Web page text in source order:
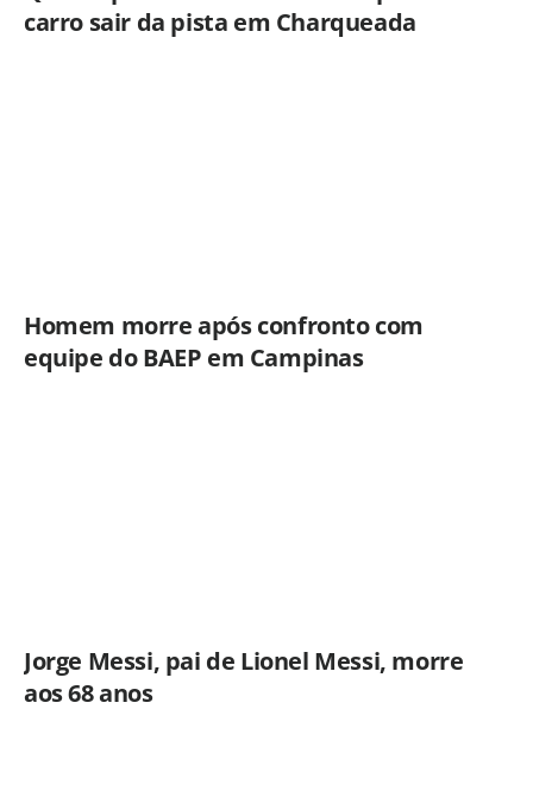
carro sair da pista em Charqueada
Homem morre após confronto com
equipe do BAEP em Campinas
Jorge Messi, pai de Lionel Messi, morre
aos 68 anos